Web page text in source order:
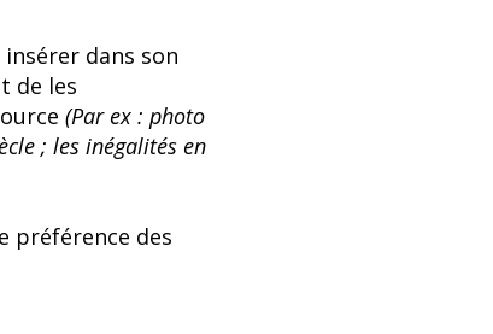
dans son
de les
(Par ex : photo
; les inégalités en
préférence des